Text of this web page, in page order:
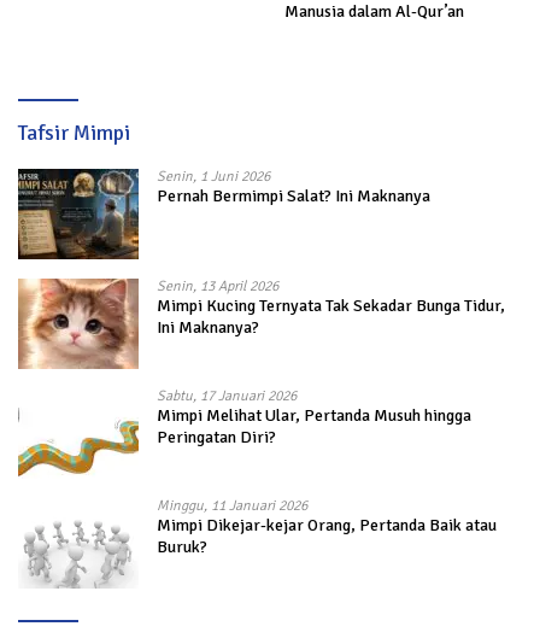
Manusia dalam Al-Qur’an
Tafsir Mimpi
Senin, 1 Juni 2026
Pernah Bermimpi Salat? Ini Maknanya
Senin, 13 April 2026
Mimpi Kucing Ternyata Tak Sekadar Bunga Tidur,
Ini Maknanya?
Sabtu, 17 Januari 2026
Mimpi Melihat Ular, Pertanda Musuh hingga
Peringatan Diri?
Minggu, 11 Januari 2026
Mimpi Dikejar-kejar Orang, Pertanda Baik atau
Buruk?